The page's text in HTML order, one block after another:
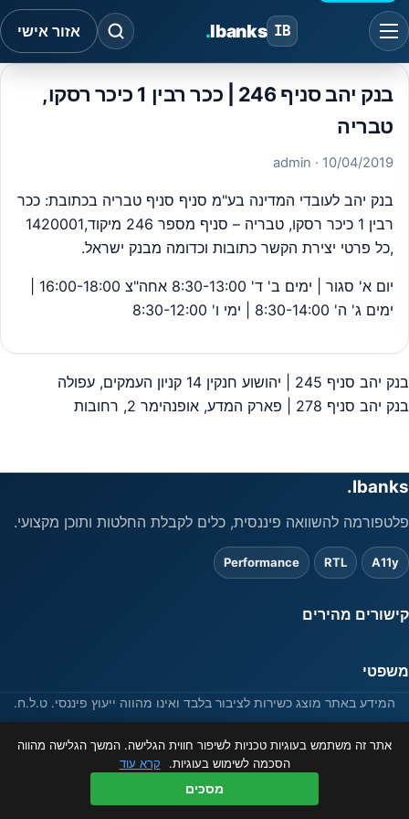
IB
Ibanks
. אזור אישי
בנק יהב סניף 246 | ככר רבין 1 כיכר רסקו,
טבריה
10/04/2019
· admin
בנק יהב לעובדי המדינה בע"מ סניף סניף טבריה בכתובת: ככר
רבין 1 כיכר רסקו, טבריה – סניף מספר 246 מיקוד,1420001
,כל פרטי יצירת הקשר כתובות וכדומה מבנק ישראל.
ימים ג' ה' 8:30-14:00 | ימי ו' 8:30-12:00
ניווט
בנק יהב סניף 245 | יהושוע חנקין 14 קניון העמקים, עפולה
בנק יהב סניף 278 | פארק המדע, אופנהימר 2, רחובות
Ibanks.
פלטפורמה להשוואה פיננסית, כלים לקבלת החלטות ותוכן מקצועי.
A11y
RTL
Performance
קישורים מהירים
משפטי
המידע באתר מוצג כשירות לציבור בלבד ואינו מהווה ייעוץ פיננסי. ט.ל.ח.
אתר זה משתמש בעוגיות טכניות לשיפור חווית הגלישה. המשך הגלישה מהווה
הסכמה לשימוש בעוגיות.
קרא עוד
מסכים